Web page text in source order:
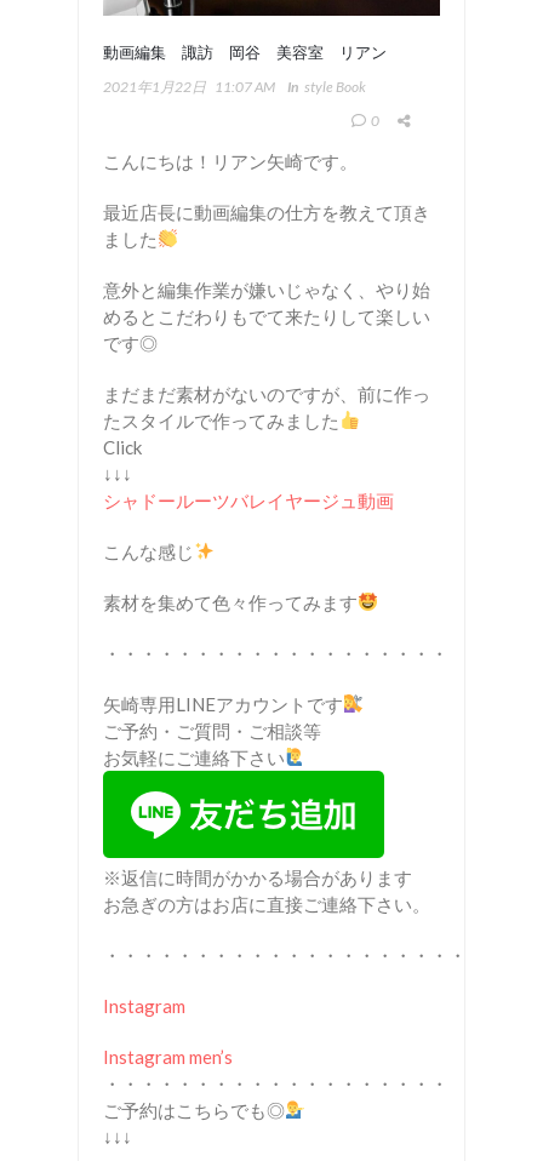
動画編集 諏訪 岡谷 美容室 リアン
2021年1月22日 11:07 AM In Style Book
0
こんにちは！リアン矢崎です。
最近店長に動画編集の仕方を教えて頂き
ました
意外と編集作業が嫌いじゃなく、やり始
めるとこだわりもでて来たりして楽しい
です◎
まだまだ素材がないのですが、前に作っ
たスタイルで作ってみました
Click
↓↓↓
シャドールーツバレイヤージュ動画
こんな感じ
素材を集めて色々作ってみます
・・・・・・・・・・・・・・・・・・・
矢崎専用LINEアカウントです
ご予約・ご質問・ご相談等
お気軽にご連絡下さい
※返信に時間がかかる場合があります
お急ぎの方はお店に直接ご連絡下さい。
・・・・・・・・・・・・・・・・・・・・
Instagram
Instagram men’s
・・・・・・・・・・・・・・・・・・・
ご予約はこちらでも◎
↓↓↓